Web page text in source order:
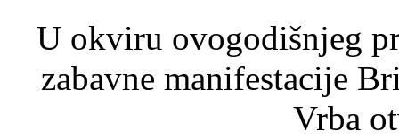
U okviru ovogodišnjeg
zabavne manifestacije
Vrba